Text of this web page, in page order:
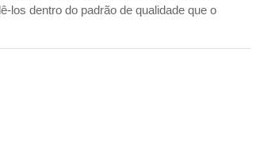
los dentro do padrão de qualidade que o